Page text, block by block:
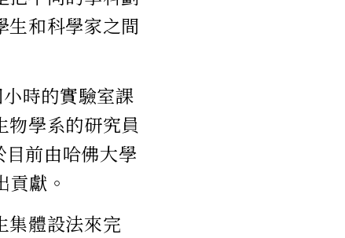
生和科學家之間
時的實驗室課
物學系的研究員
前由哈佛大學
獻。
集體設法來完